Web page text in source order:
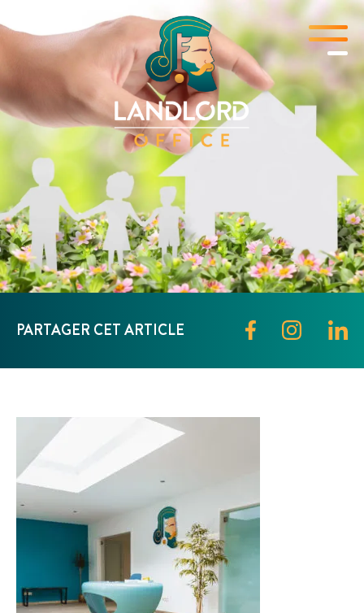
PARTAGER CET ARTICLE